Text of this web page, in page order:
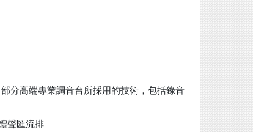
分高端專業調音台所採用的技術，包括錄音
聲匯流排